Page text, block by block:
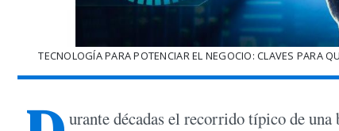
TECNOLOGÍA PARA POTENCIAR EL NEGOCIO: CLAVES PARA
urante décadas el recorrido típico de